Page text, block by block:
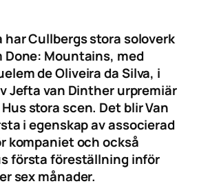
har Cullbergs stora soloverk
Done: Mountains, med
de Oliveira da Silva, i
Jefta van Dinther urpremiär
stora scen. Det blir Van
i egenskap av associerad
kompaniet och också
första föreställning inför
sex månader.